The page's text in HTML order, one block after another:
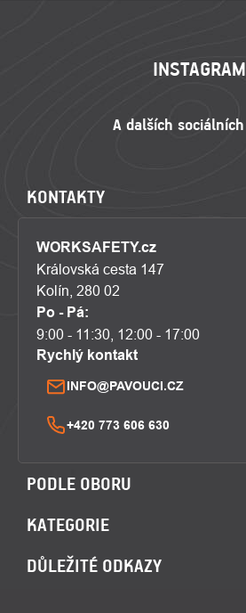
INSTAGRAM
KONTAKTY
WORKSAFETY.cz
Královská cesta 147
Kolín, 280 02
Po - Pá:
9:00 - 11:30, 12:00 - 17:00
Rychlý kontakt
INFO@PAVOUCI.CZ
+420 773 606 630
PODLE OBORU
KATEGORIE
DŮLEŽITÉ ODKAZY